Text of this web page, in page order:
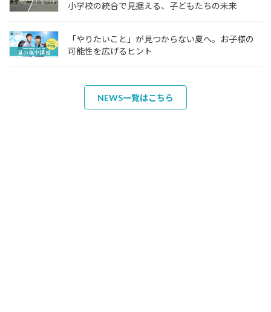
小学校の統合で見据える、子どもたちの未来
「やりたいこと」が見つからない夏へ。お子様の
可能性を広げるヒント
NEWS一覧はこちら